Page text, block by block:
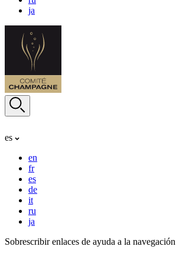
ja
es
en
fr
es
de
it
ru
ja
Sobrescribir enlaces de ayuda a la navegación